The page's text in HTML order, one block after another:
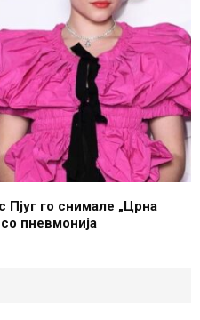
го снимале „Црна
пневмонија